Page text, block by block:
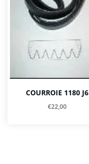
COURROIE 1180 J6
€22,00